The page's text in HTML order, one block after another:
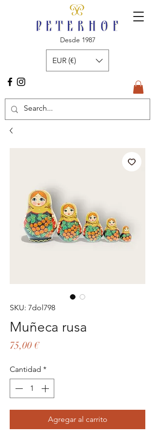
Desde 1987
EUR (€)
SKU: 7dol798
Muñeca rusa
75,00 €Precio
Cantidad *
Agregar al carrito